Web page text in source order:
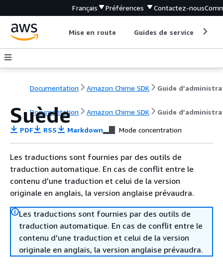
Français Préférences Contactez-nous
Mise en route Guides de service
Documentation Amazon Chime SDK
Documentation Amazon Chime SDK Guide
Suède
PDF RSS Markdown Mode concentration
Les traductions sont fournies par des outils de
traduction automatique. En cas de conflit entre le
contenu d'une traduction et celui de la version
originale en anglais, la version anglaise prévaudra.
Les traductions sont fournies par des outils de
traduction automatique. En cas de conflit entre le
contenu d'une traduction et celui de la version
originale en anglais, la version anglaise prévaudra.